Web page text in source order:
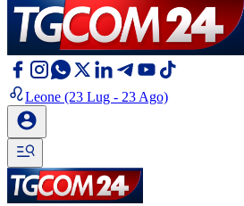
Leone (23 Lug - 23 Ago)